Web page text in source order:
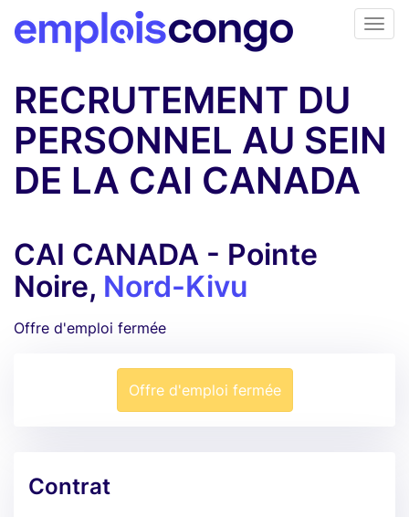
RECRUTEMENT DU
PERSONNEL AU SEIN
DE LA CAI CANADA
CAI CANADA - Pointe
Noire, Nord-Kivu
Offre d'emploi fermée
Offre d'emploi fermée
Contrat